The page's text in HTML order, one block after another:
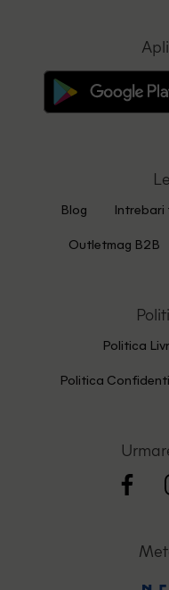
Blog
Outletmag B2B
Politica
Politica